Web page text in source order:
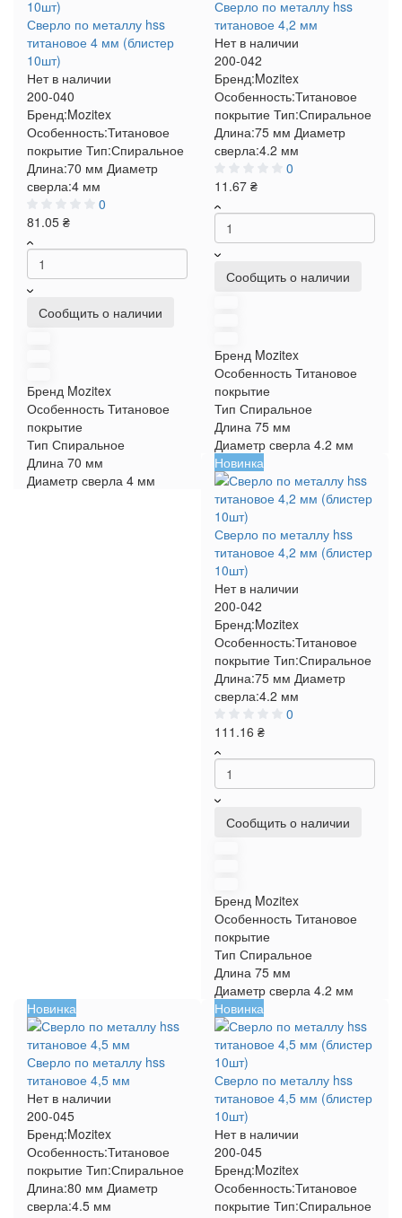
Сверло по металлу hss
титановое 4 мм (блистер
10шт)
Нет в наличии
200-040
Бренд:Mozitex
Особенность:Титановое
покрытие Тип:Спиральное
Длина:70 мм Диаметр
сверла:4 мм
0
81.05 ₴
Сообщить о наличии
Бренд Mozitex
Особенность Титановое
покрытие
Тип Спиральное
Длина 70 мм
Диаметр сверла 4 мм
Сверло по металлу hss
титановое 4,2 мм
Нет в наличии
200-042
Бренд:Mozitex
Особенность:Титановое
покрытие Тип:Спиральное
Длина:75 мм Диаметр
сверла:4.2 мм
0
11.67 ₴
Сообщить о наличии
Бренд Mozitex
Особенность Титановое
покрытие
Тип Спиральное
Длина 75 мм
Диаметр сверла 4.2 мм
Новинка
Сверло по металлу hss
титановое 4,2 мм (блистер
10шт)
Нет в наличии
200-042
Бренд:Mozitex
Особенность:Титановое
покрытие Тип:Спиральное
Длина:75 мм Диаметр
сверла:4.2 мм
0
111.16 ₴
Сообщить о наличии
Бренд Mozitex
Особенность Титановое
покрытие
Тип Спиральное
Длина 75 мм
Диаметр сверла 4.2 мм
Новинка
Сверло по металлу hss
титановое 4,5 мм
Нет в наличии
200-045
Бренд:Mozitex
Особенность:Титановое
покрытие Тип:Спиральное
Длина:80 мм Диаметр
сверла:4.5 мм
Новинка
Сверло по металлу hss
титановое 4,5 мм (блистер
10шт)
Нет в наличии
200-045
Бренд:Mozitex
Особенность:Титановое
покрытие Тип:Спиральное